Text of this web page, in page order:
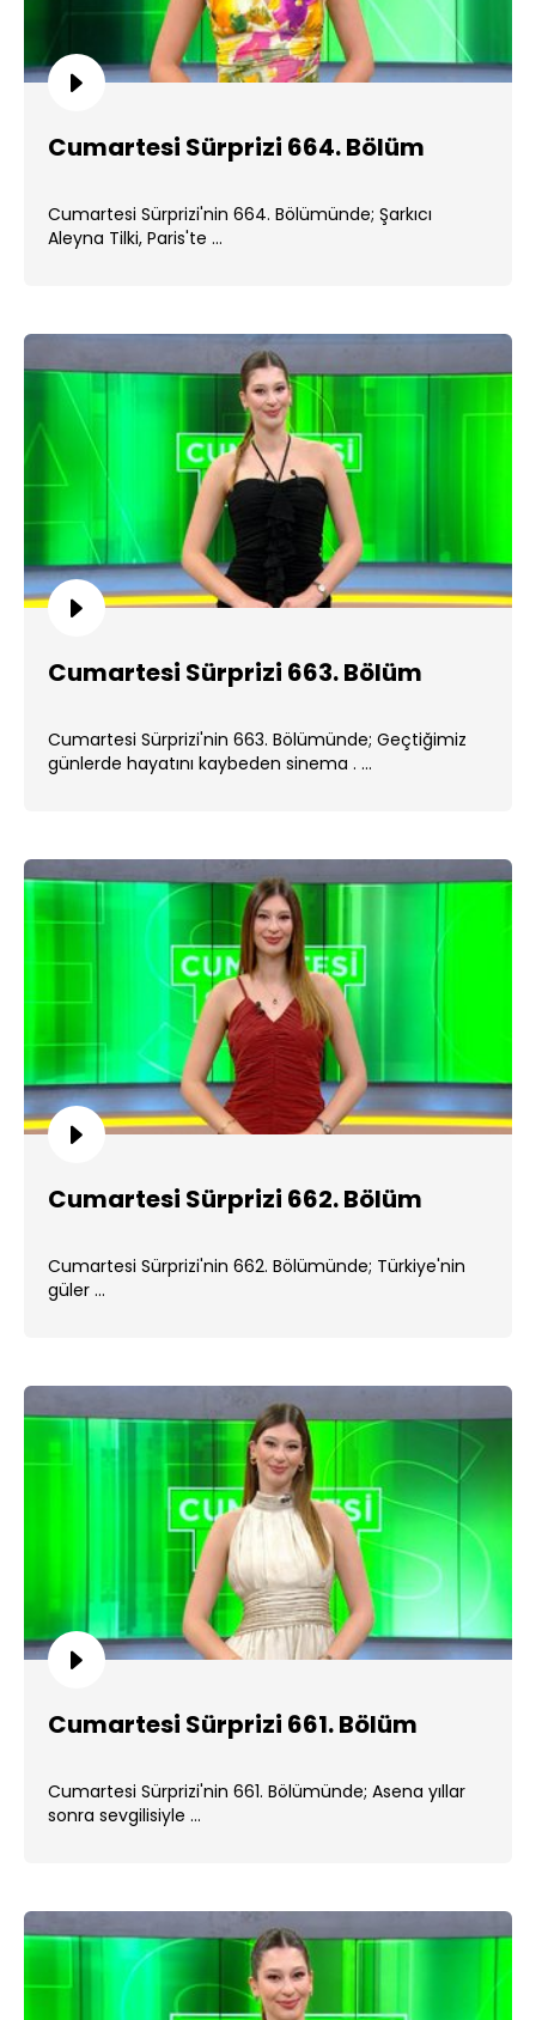
Cumartesi Sürprizi 664. Bölüm
Cumartesi Sürprizi'nin 664. Bölümünde; Şarkıcı
Aleyna Tilki, Paris'te ...
Cumartesi Sürprizi 663. Bölüm
Cumartesi Sürprizi'nin 663. Bölümünde; Geçtiğimiz
günlerde hayatını kaybeden sinema . ...
Cumartesi Sürprizi 662. Bölüm
Cumartesi Sürprizi'nin 662. Bölümünde; Türkiye'nin
güler ...
Cumartesi Sürprizi 661. Bölüm
Cumartesi Sürprizi'nin 661. Bölümünde; Asena yıllar
sonra sevgilisiyle ...